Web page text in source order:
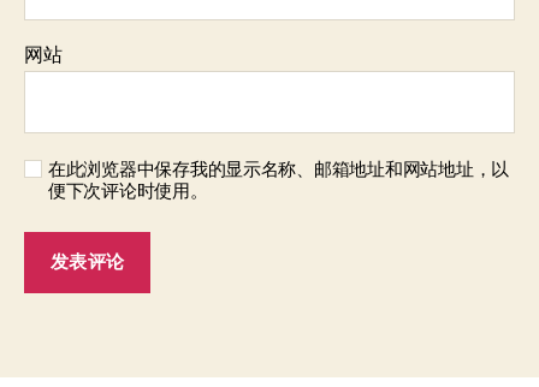
网站
在此浏览器中保存我的显示名称、邮箱地址和网站地址，以
便下次评论时使用。